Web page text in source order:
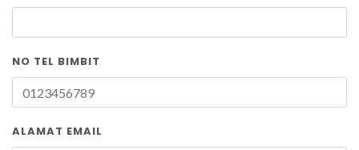
NO TEL BIMBIT
ALAMAT EMAIL